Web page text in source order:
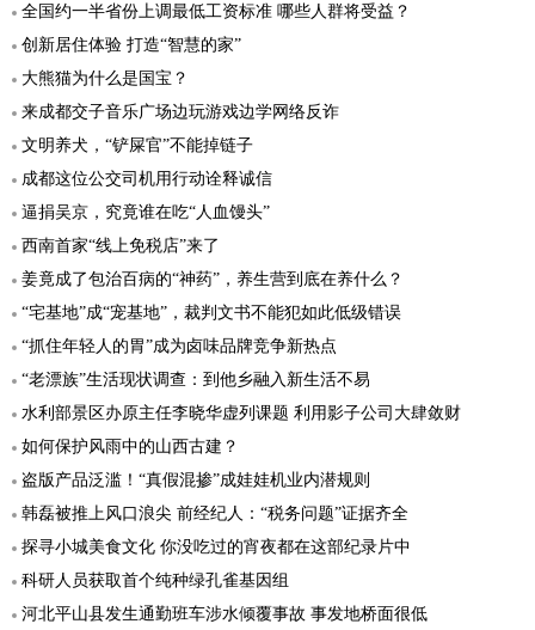
全国约一半省份上调最低工资标准 哪些人群将受益？
创新居住体验 打造“智慧的家”
大熊猫为什么是国宝？
来成都交子音乐广场边玩游戏边学网络反诈
文明养犬，“铲屎官”不能掉链子
成都这位公交司机用行动诠释诚信
逼捐吴京，究竟谁在吃“人血馒头”
西南首家“线上免税店”来了
姜竟成了包治百病的“神药”，养生营到底在养什么？
“宅基地”成“宠基地”，裁判文书不能犯如此低级错误
“抓住年轻人的胃”成为卤味品牌竞争新热点
“老漂族”生活现状调查：到他乡融入新生活不易
水利部景区办原主任李晓华虚列课题 利用影子公司大肆敛财
如何保护风雨中的山西古建？
盗版产品泛滥！“真假混掺”成娃娃机业内潜规则
韩磊被推上风口浪尖 前经纪人：“税务问题”证据齐全
探寻小城美食文化 你没吃过的宵夜都在这部纪录片中
科研人员获取首个纯种绿孔雀基因组
河北平山县发生通勤班车涉水倾覆事故 事发地桥面很低